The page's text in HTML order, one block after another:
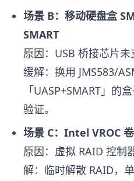
场景 B：移动硬盘盒
SMART
原因：USB 桥接芯片未
缓解：换用 JMS583/
「UASP+SMART」的
验证。
场景 C：Intel VROC
原因：虚拟 RAID 控制
解：临时解散 RAID，